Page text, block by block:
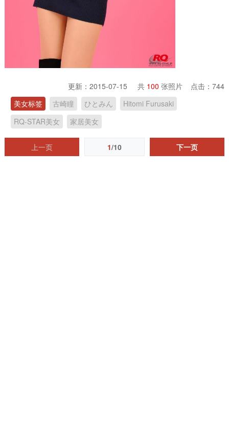
更新：2015-07-15 共 100 张照片 点击：744
美女标签
古崎瞳 ひとみん
Hitomi Furusaki
RQ-STAR美女
家居美女
上一页 1/10 下一页